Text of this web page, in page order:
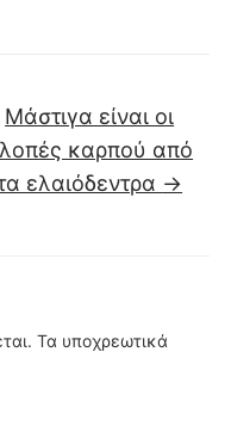
Μάστιγα είναι οι
καρπού από
ελαιόδεντρα →
Τα υποχρεωτικά